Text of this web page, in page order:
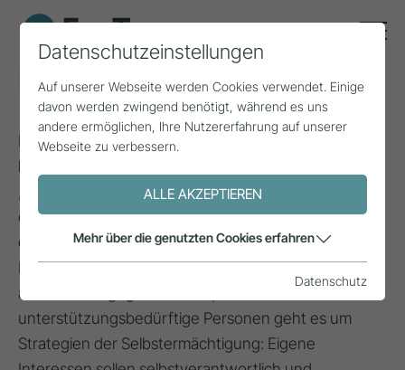
Empowerment
Das aus dem Englischen übernommene Wort
bedeutet „Ermächtigung“, es wird auch als
„Handlungsfähigkeit“ übersetzt. Empowerment zielt
darauf ab, Menschen oder Gemeinschaften zu
ermöglichen, vorhandene Fähigkeiten und
Ressourcen auszuschöpfen. Das Konzept stammt
aus der Pädagogik. Anstelle professioneller Hilfe für
unterstützungsbedürftige Personen geht es um
Strategien der Selbstermächtigung: Eigene
Datenschutzeinstellungen
Auf unserer Webseite werden Cookies verwendet. Einige
davon werden zwingend benötigt, während es uns
andere ermöglichen, Ihre Nutzererfahrung auf unserer
Webseite zu verbessern.
ALLE AKZEPTIEREN
Mehr über die genutzten Cookies erfahren
Datenschutz